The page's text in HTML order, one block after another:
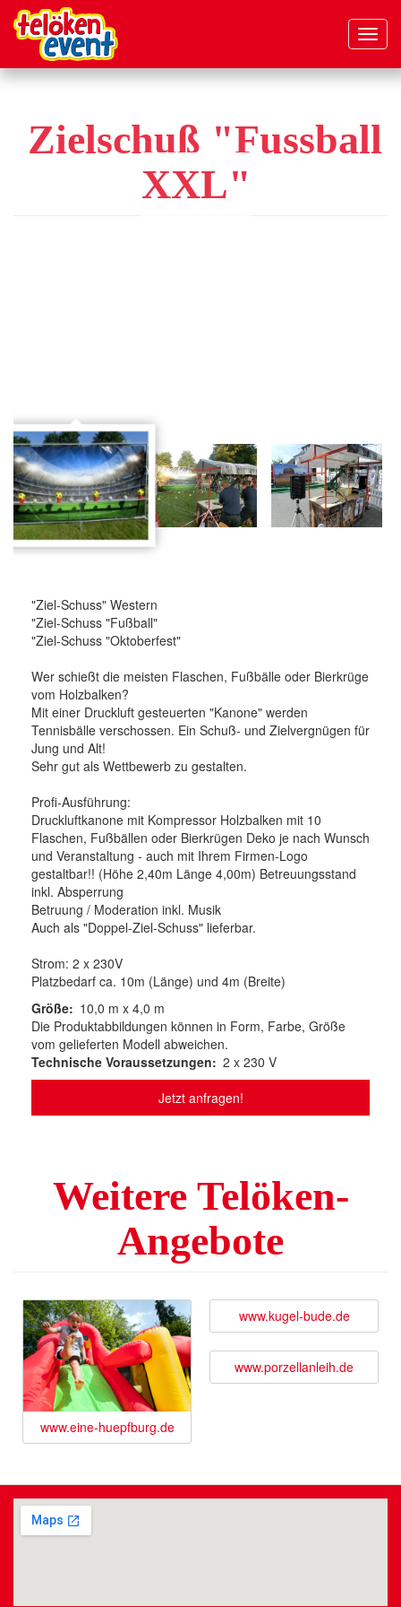
Direkt
Zielschuß "Fussball
XXL"
"Ziel-Schuss" Western
"Ziel-Schuss "Fußball"
"Ziel-Schuss "Oktoberfest"
Wer schießt die meisten Flaschen, Fußbälle oder Bierkrüge
vom Holzbalken?
Mit einer Druckluft gesteuerten "Kanone" werden
Tennisbälle verschossen. Ein Schuß- und Zielvergnügen für
Jung und Alt!
Sehr gut als Wettbewerb zu gestalten.
Profi-Ausführung:
Druckluftkanone mit Kompressor Holzbalken mit 10
Flaschen, Fußbällen oder Bierkrügen Deko je nach Wunsch
und Veranstaltung - auch mit Ihrem Firmen-Logo
gestaltbar!! (Höhe 2,40m Länge 4,00m) Betreuungsstand
inkl. Absperrung
Betruung / Moderation inkl. Musik
Auch als "Doppel-Ziel-Schuss" lieferbar.
Strom: 2 x 230V
Platzbedarf ca. 10m (Länge) und 4m (Breite)
Größe
10,0 m x 4,0 m
Die Produktabbildungen können in Form, Farbe, Größe
vom gelieferten Modell abweichen.
Technische Voraussetzungen
2 x 230 V
Jetzt anfragen!
Weitere Telöken-
Angebote
www.eine-huepfburg.de
www.kugel-bude.de
www.porzellanleih.de